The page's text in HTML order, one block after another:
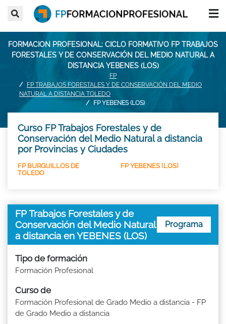
FORMACION PROFESIONAL: CICLO FORMATIVO FP TRABAJOS
FORESTALES Y DE CONSERVACIÓN DEL MEDIO NATURAL A
DISTANCIA YEBENES (LOS)
FP
FP TRABAJOS FORESTALES Y DE CONSERVACIÓN DEL MEDIO
NATURAL A DISTANCIA TOLEDO
FP YEBENES (LOS)
Curso FP Trabajos Forestales y de
Conservación del Medio Natural a distancia
por Provincias y Ciudades
FP BURGUILLOS DE
TOLEDO
FP YEBENES (LOS)
FP Trabajos Forestales y de
Conservación del Medio Natural
a distancia en YEBENES (LOS)
Programa
Tipo de formación
Formación Profesional
Curso de
Formación Profesional de Grado Medio a distancia - FP
de Grado Medio a distancia